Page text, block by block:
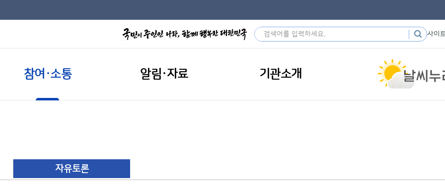
사이
참여·소통 알림·자료 기관소개
자유토론